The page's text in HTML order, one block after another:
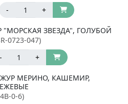
- +
"МОРСКАЯ ЗВЕЗДА", ГОЛУБОЙ
0723-047)
- +
МЕРИНО, КАШЕМИР,
0-6)